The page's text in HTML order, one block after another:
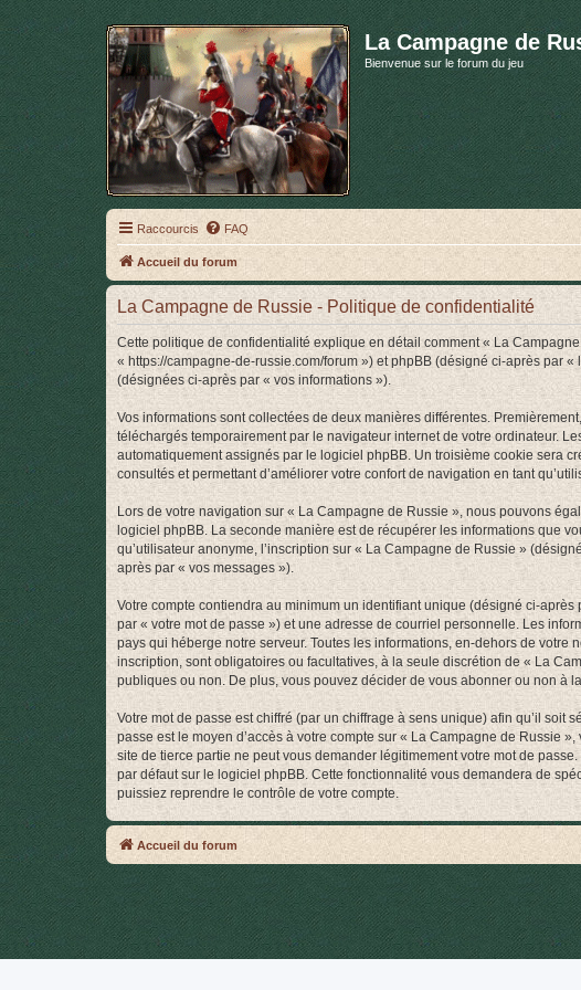
La Campagne de
Bienvenue sur le forum du jeu
Raccourcis FAQ
Accueil du forum
La Campagne de Russie - Politique de confidentialité
Cette politique de confidentialité explique en détail comment « La
« https://campagne-de-russie.com/forum ») et phpBB (désigné ci-après par
(désignées ci-après par « vos informations »).
Vos informations sont collectées de deux manières différentes.
téléchargés temporairement par le navigateur internet de votre ordinateur.
automatiquement assignés par le logiciel phpBB. Un troisième cookie sera
consultés et permettant d’améliorer votre confort de navigation en tant
Lors de votre navigation sur « La Campagne de Russie », nous pouvons
logiciel phpBB. La seconde manière est de récupérer les informations que
qu’utilisateur anonyme, l’inscription sur « La Campagne de Russie »
après par « vos messages »).
Votre compte contiendra au minimum un identifiant unique (désigné ci-
par « votre mot de passe ») et une adresse de courriel personnelle. Les
pays qui héberge notre serveur. Toutes les informations, en-dehors de votre
inscription, sont obligatoires ou facultatives, à la seule discrétion de « La
publiques ou non. De plus, vous pouvez décider de vous abonner ou non à
Votre mot de passe est chiffré (par un chiffrage à sens unique) afin qu’il
passe est le moyen d’accès à votre compte sur « La Campagne de Russie
site de tierce partie ne peut vous demander légitimement votre mot de
par défaut sur le logiciel phpBB. Cette fonctionnalité vous demandera de
puissiez reprendre le contrôle de votre compte.
Accueil du forum